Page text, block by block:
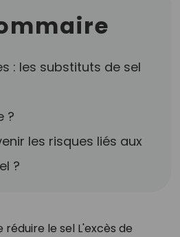
: les substituts de sel
?
les risques liés aux
?
le sel L'excès de